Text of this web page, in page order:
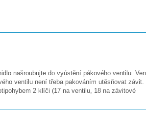
našroubujte do vyústění pákového ventilu.
ventilu není třeba pakováním utěsňovat závit.
2 klíči (17 na ventilu, 18 na závitové